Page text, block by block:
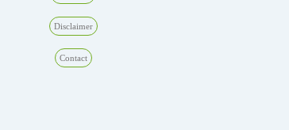
Disclaimer
Contact